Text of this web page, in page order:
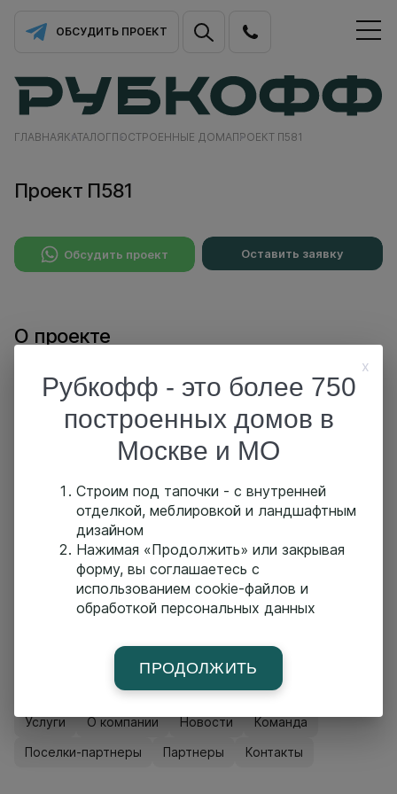
ОБСУДИТЬ ПРОЕКТ
ГЛАВНАЯКАТАЛОГПОСТРОЕННЫЕ ДОМАПРОЕКТ П581
Проект П581
Обсудить проект Оставить заявку
О проекте
Похожие проекты
Проект П565
Размер: x м
Проект П585
м2Размер:x м
Главная страница Построенные дома
Услуги
О компании Новости
Команда
Поселки-партнеры
Партнеры Контакты
Рубкофф - это более 750
построенных домов в
Москве и МО
Строим под тапочки - с внутренней
отделкой, меблировкой и ландшафтным
дизайном
Нажимая «Продолжить» или закрывая
форму, вы соглашаетесь с
использованием cookie-файлов и
обработкой персональных данных
ПРОДОЛЖИТЬ
x